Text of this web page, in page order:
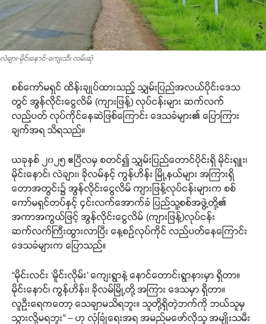
လဲချား-မိုင်းနောင်-ကျေးသီး လမ်းဆုံ
စစ်ကော်မရှင် ထိန်းချုပ်ထားသည့် သျှမ်းပြည်အလယ်ပိုင်းဒေသ
တွင် အွန်လိုင်းငွေလိမ် (ကျားဖြန့်) လုပ်ငန်းများ ဆက်လက်
လည်ပတ် လုပ်ကိုင်နေဆဲဖြစ်ကြောင်း ဒေသခံများ၏ ပြောကြား
ချက်အရ သိရသည်။
ယခုနှစ် ၂၀၂၅ ဧပြီလမှ စတင်၍ သျှမ်းပြည်တောင်ပိုင်းရှိ မိုင်းရှူး၊
မိုင်းနောင်၊ လဲချား၊ ခိုလမ်နှင့် ကွန်ဟိန်း မြို့နယ်များ အကြားရှိ
တောအတွင်း၌ အွန်လိုင်းငွေလိမ် ကျားဖြန့်လုပ်ငန်းများက စစ်
ကော်မရှင်တပ်နှင့် ၄င်းလက်အောက်ခံ ပြည်သူ့စစ်အဖွဲ့တို့၏
အကာအကွယ်ဖြင့် အွန်လိုင်းငွေလိမ် (ကျားဖြန့်)လုပ်ငန်း
ဆက်လက်ကြီးထွားလာပြီး နေ့စဉ်လုပ်ကိုင် လည်ပတ်နေကြောင်း
ဒေသခံများက ပြောသည်။
“မိုင်းလင်း ‘မိူင်းလိုမ်း’ ကျေးရွာနဲ့ နောင်တောင်းရွာနားမှာ ရှိတာ။
မိုင်းနောင်၊ ကွန်ဟိန်း၊ ခိုလမ်မြို့တို့ အကြား ဒေသမှာ ရှိတာ။
လူဦးရေကတော့ သေချာမသိရဘူး။ သူတို့ရှိတဲ့ဘက်ကို ဘယ်သူမှ
သွားလို့မရဘူး” – ဟု လုံခြုံရေးအရ အမည်မဖော်လိုသူ အမျိုးသမီး